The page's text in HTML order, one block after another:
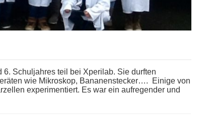
Schuljahres teil bei Xperilab. Sie durften
wie Mikroskop, Bananenstecker…. Einige von
experimentiert. Es war ein aufregender und